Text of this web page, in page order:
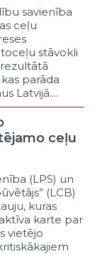
laika
savienība
ceļu
stāvokli
parāda
Latvijā....
ceļu
(LPS) un
(LCB)
kuras
karte par
vietējo